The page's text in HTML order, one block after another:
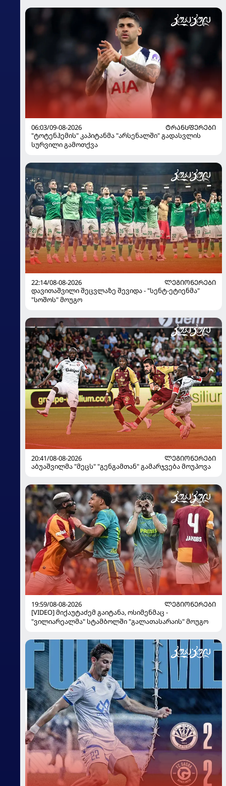
06:03/09-08-2026
ᲢᲠᲐᲜᲡᲤᲔᲠᲔᲑᲘ
"ტოტენჰემის" კაპიტანმა "არსენალში" გადასვლის
სურვილი გამოთქვა
22:14/08-08-2026
ᲚᲔᲒᲘᲝᲜᲔᲠᲔᲑᲘ
დავითაშვილი შეცვლაზე შევიდა - "სენტ-ეტიენმა"
"სოშოს" მოუგო
20:41/08-08-2026
ᲚᲔᲒᲘᲝᲜᲔᲠᲔᲑᲘ
აბუაშვილმა "მეცს" "გენგამთან" გამარჯვება მოუპოვა
19:59/08-08-2026
ᲚᲔᲒᲘᲝᲜᲔᲠᲔᲑᲘ
[VIDEO] მიქაუტაძემ გაიტანა, ოსიმენმაც -
"ვილიარეალმა" სტამბოლში "გალათასარაის" მოუგო